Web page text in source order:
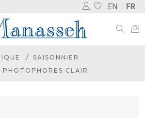
EN FR
SAISONNIER
CLAIR